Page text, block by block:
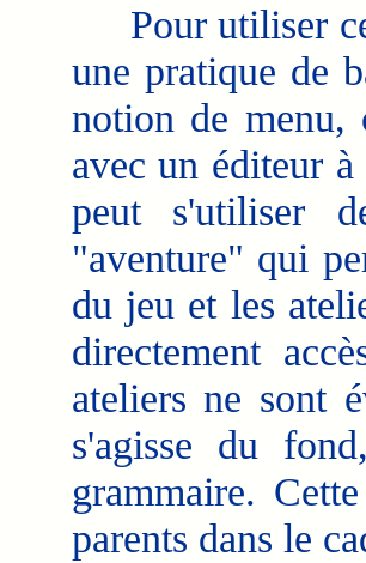
Pour utiliser ce
une pratique de
notion de menu,
avec un éditeur
peut s'utiliser
"aventure" qui
du jeu et les
directement
ateliers ne sont
s'agisse du
grammaire.
parents dans le